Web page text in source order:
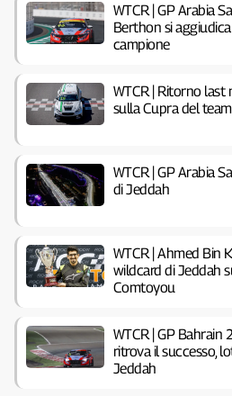
WTCR | GP Arabia
Berthon si
campione
WTCR | Ritorno
sulla Cupra del
WTCR | GP Arabia
di Jeddah
WTCR | Ahmed Bin
wildcard di Jeddah
Comtoyou
WTCR | GP Bahrain
ritrova il successo,
Jeddah